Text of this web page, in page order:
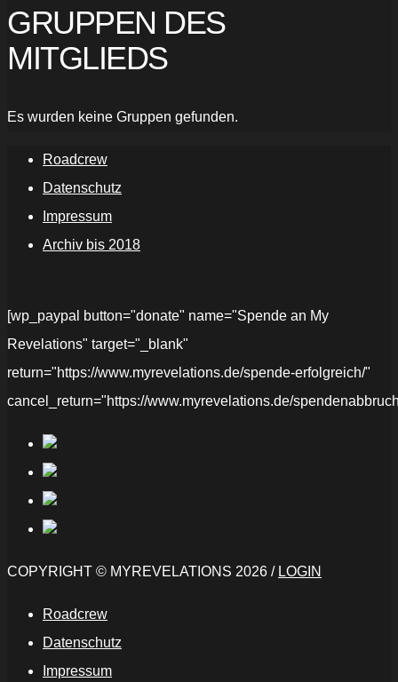
GRUPPEN DES
MITGLIEDS
Es wurden keine Gruppen gefunden.
Roadcrew
Datenschutz
Impressum
Archiv bis 2018
[wp_paypal button="donate" name="Spende an My
Revelations" target="_blank"
return="https://www.myrevelations.de/spende-erfolgreich/"
cancel_return="https://www.myrevelations.de/
COPYRIGHT © MYREVELATIONS 2026 / LOGIN
Roadcrew
Datenschutz
Impressum